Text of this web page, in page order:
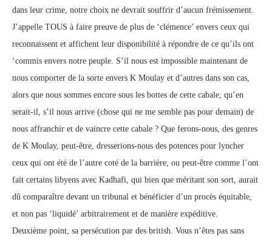
dans leur crime, notre choix ne devrait souffrir d’aucun frémissement.
J’appelle TOUS à faire preuve de plus de ‘clémence’ envers ceux qui
reconnaissent et affichent leur disponibilité à répondre de ce qu’ils ont
‘commis envers notre peuple. S’il nous est impossible maintenant de
nous comporter de la sorte envers K Moulay et d’autres dans son cas,
alors que nous sommes encore sous les bottes de cette cabale, qu’en
serait-il, s’il nous arrive (chose qui ne me semble pas pour demain) de
nous affranchir et de vaincre cette cabale ? Que ferons-nous, des genres
de K Moulay, peut-être, dresserions-nous des potences pour lyncher
ceux qui ont été de l’autre coté de la barrière, ou peut-être comme l’ont
fait certains libyens avec Kadhafi, qui bien que méritant son sort, aurait
dû comparaître devant un tribunal et bénéficier d’un procès équitable,
et non pas ‘liquidé’ arbitrairement et de manière expéditive.
Deuxième point, sa persécution par des british. Vous n’êtes pas sans